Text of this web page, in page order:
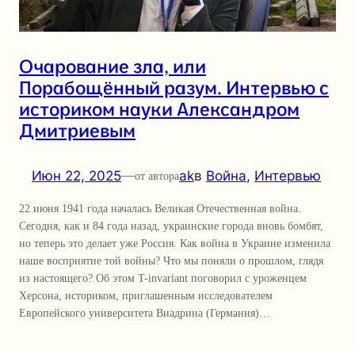
Очарование зла, или
Порабощённый разум. Интервью с
историком науки Александром
Дмитриевым
Июн 22, 2025—от автораakв Война, Интервью
22 июня 1941 года началась Великая Отечественная война.
Сегодня, как и 84 года назад, украинские города вновь бомбят,
но теперь это делает уже Россия. Как война в Украине изменила
наше восприятие той войны? Что мы поняли о прошлом, глядя
из настоящего? Об этом T-invariant поговорил с уроженцем
Херсона, историком, приглашенным исследователем
Европейского университета Виадрина (Германия)…